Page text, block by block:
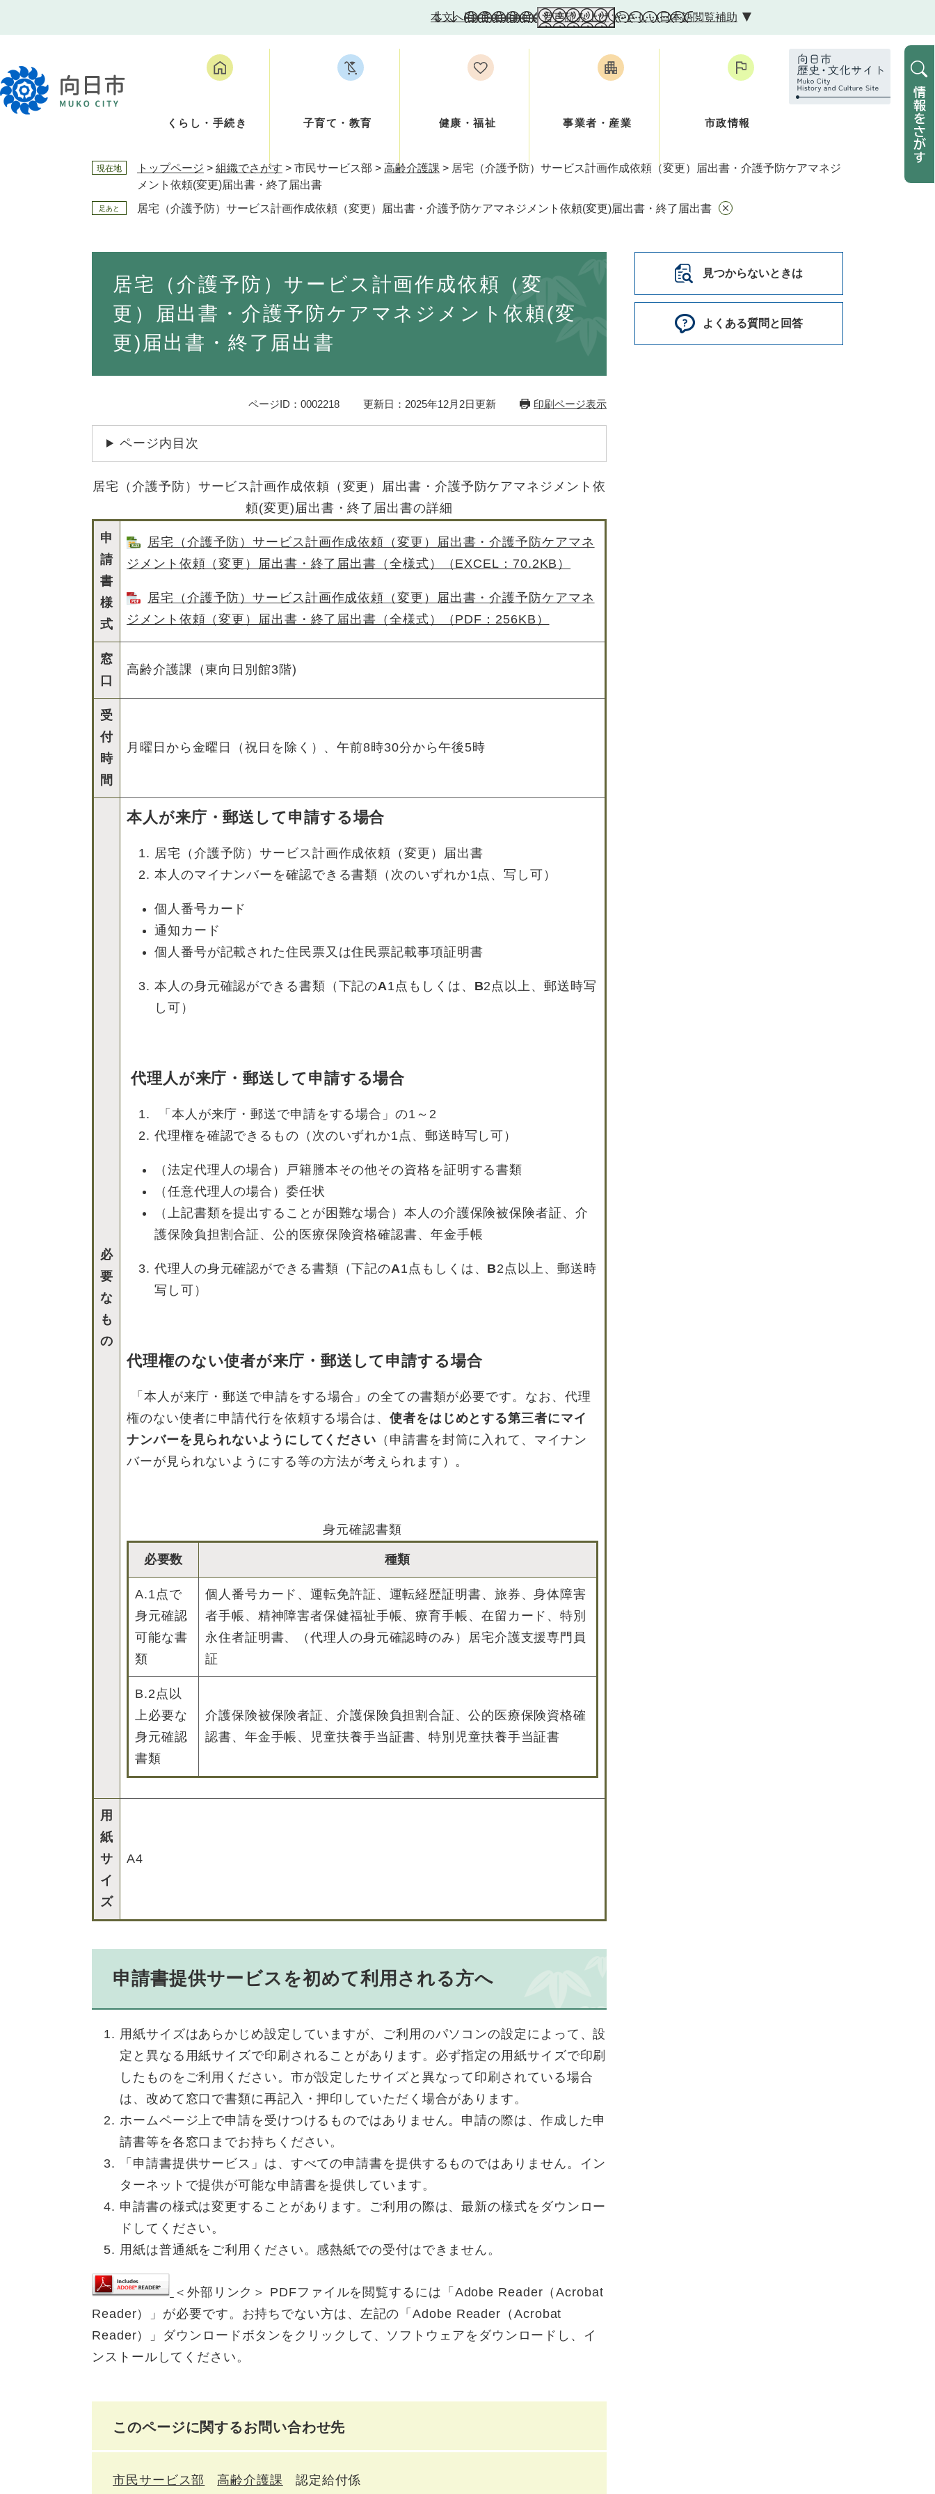
先
頭
で
を
飛
ば
本文へFor Foreigners 音声読み上げ やさしい日本語閲覧補助
くらし・手続き 子育て・教育 健康・福祉 事業者・産業 市政情報
現在地 トップページ > 組織でさがす > 市民サービス部 > 高齢介護課 > 居宅（介護予防）サービス計画作成依頼（変更）届出書・介護予防ケアマネジ
メント依頼(変更)届出書・終了届出書
足あと 居宅（介護予防）サービス計画作成依頼（変更）届出書・介護予防ケアマネジメント依頼(変更)届出書・終了届出書
居宅（介護予防）サービス計画作成依頼（変
更）届出書・介護予防ケアマネジメント依頼(変
更)届出書・終了届出書
ページID：0002218 更新日：2025年12月2日更新 印刷ページ表示
ページ内目次
居宅（介護予防）サービス計画作成依頼（変更）届出書・介護予防ケアマネジメント依
頼(変更)届出書・終了届出書の詳細
申
請
書
様
式
居宅（介護予防）サービス計画作成依頼（変更）届出書・介護予防ケアマネ
ジメント依頼（変更）届出書・終了届出書（全様式）（EXCEL：70.2KB）
居宅（介護予防）サービス計画作成依頼（変更）届出書・介護予防ケアマネ
ジメント依頼（変更）届出書・終了届出書（全様式）（PDF：256KB）
窓
口
高齢介護課（東向日別館3階)
受
付
時
間
月曜日から金曜日（祝日を除く）、午前8時30分から午後5時
必
要
な
も
の
本人が来庁・郵送して申請する場合
居宅（介護予防）サービス計画作成依頼（変更）届出書
本人のマイナンバーを確認できる書類（次のいずれか1点、写し可）
個人番号カード
通知カード
個人番号が記載された住民票又は住民票記載事項証明書
本人の身元確認ができる書類（下記のA1点もしくは、 B2点以上、郵送時写
し可）
代理人が来庁・郵送して申請する場合
「本人が来庁・郵送で申請をする場合」の1～2
代理権を確認できるもの（次のいずれか1点、郵送時写し可）
（法定代理人の場合）戸籍謄本その他その資格を証明する書類
（任意代理人の場合）委任状
（上記書類を提出することが困難な場合）本人の介護保険被保険者証、介
護保険負担割合証、公的医療保険資格確認書、年金手帳
代理人の身元確認ができる書類（下記のA1点もしくは、 B2点以上、郵送時
写し可）
代理権のない使者が来庁・郵送して申請する場合
「本人が来庁・郵送で申請をする場合」の全ての書類が必要です。なお、代理
権のない使者に申請代行を依頼する場合は、 使者をはじめとする第三者にマイ
ナンバーを見られないようにしてください （申請書を封筒に入れて、マイナン
バーが見られないようにする等の方法が考えられます）。
身元確認書類
必要数 種類
A.1点で
身元確認
可能な書
類
個人番号カード、運転免許証、運転経歴証明書、旅券、身体障害
者手帳、精神障害者保健福祉手帳、療育手帳、在留カード、特別
永住者証明書、（代理人の身元確認時のみ）居宅介護支援専門員
証
B.2点以
上必要な
身元確認
書類
介護保険被保険者証、介護保険負担割合証、公的医療保険資格確
認書、年金手帳、児童扶養手当証書、特別児童扶養手当証書
用
紙
サ
イ
ズ
A4
申請書提供サービスを初めて利用される方へ
用紙サイズはあらかじめ設定していますが、ご利用のパソコンの設定によって、設
定と異なる用紙サイズで印刷されることがあります。必ず指定の用紙サイズで印刷
したものをご利用ください。市が設定したサイズと異なって印刷されている場合
は、改めて窓口で書類に再記入・押印していただく場合があります。
ホームページ上で申請を受けつけるものではありません。申請の際は、作成した申
請書等を各窓口までお持ちください。
「申請書提供サービス」は、すべての申請書を提供するものではありません。イン
ターネットで提供が可能な申請書を提供しています。
申請書の様式は変更することがあります。ご利用の際は、最新の様式をダウンロー
ドしてください。
用紙は普通紙をご利用ください。感熱紙での受付はできません。
＜外部リンク＞ PDFファイルを閲覧するには「Adobe Reader（Acrobat
Reader）」が必要です。お持ちでない方は、左記の「Adobe Reader（Acrobat
Reader）」ダウンロードボタンをクリックして、ソフトウェアをダウンロードし、イ
ンストールしてください。
このページに関するお問い合わせ先
市民サービス部 高齢介護課 認定給付係
見つからないときは
よくある質問と回答